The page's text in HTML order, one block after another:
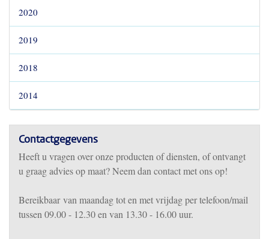
2020
2019
2018
2014
Contactgegevens
Heeft u vragen over onze producten of diensten, of ontvangt
u graag advies op maat? Neem dan contact met ons op!
Bereikbaarvan maandag tot en met vrijdag per telefoon/mail
tussen 09.00 - 12.30 en van 13.30 - 16.00 uur.